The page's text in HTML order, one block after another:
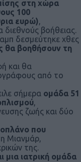
στη χώρα
100
ευρώ),
διεθνούς βοήθειας.
δεσμεύτηκε χθες
θα βοηθήσουν τη
και θα
από το
σήμερα ομάδα 51
,
ζωής και δύο
που
Μιανμάρ,
της.
μια ιατρική ομάδα